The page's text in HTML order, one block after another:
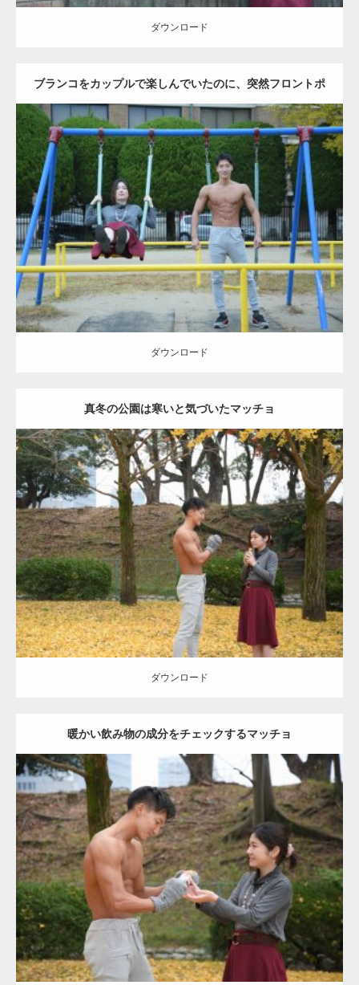
ダウンロード
ブランコをカップルで楽しんでいたのに、突然フロントポ
ーズをするマッチョ
Update: 2021.07.6
Category:公園のマッチョ その他 AKIHITO(細マッチョ) 腹筋 大胸筋
ダウンロード
ダウンロード
真冬の公園は寒いと気づいたマッチョ
Update: 2021.07.8
Category:公園のマッチョ その他 AKIHITO(細マッチョ) 上腕三頭筋
肩
ダウンロード
ダウンロード
暖かい飲み物の成分をチェックするマッチョ
Update:2021.07.8
Category:公園のマッチョ その他 AKIHITO(細マッチョ) 上腕三頭筋
肩
ダウンロード